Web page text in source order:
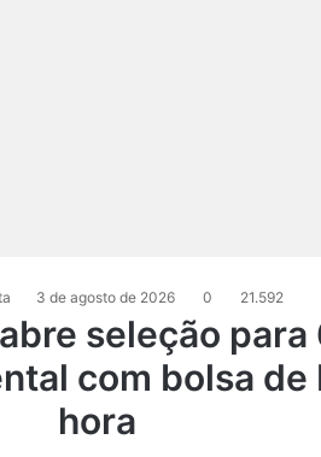
3 de agosto de 2026 0 21.592
seleção
com bolsa de
hora